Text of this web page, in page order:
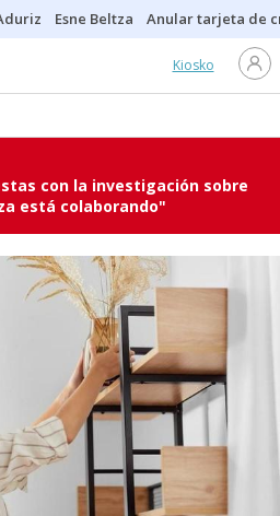
Esne Beltza Anular tarjeta de
Kiosko
con la investigación sobre
está colaborando"